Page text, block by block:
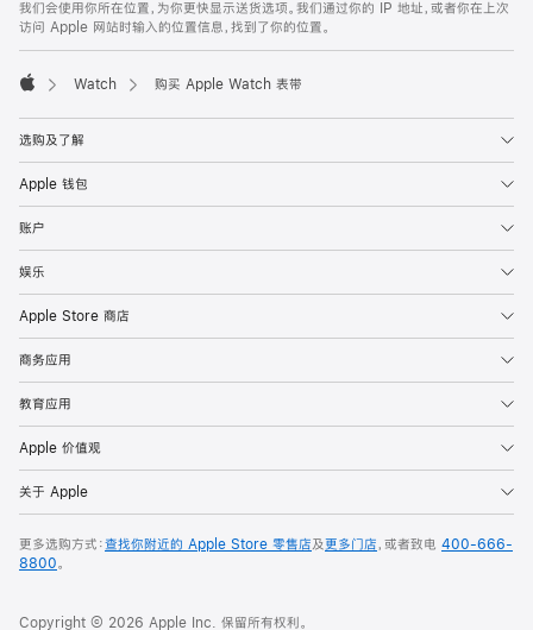
我们会使用你所在位置，为你更快显示送货选项。我们通过你的 IP 地址，或者你在上次
访问 Apple 网站时输入的位置信息，找到了你的位置。
Watch 购买 Apple Watch 表带
选购及了解
Apple 钱包
账户
娱乐
Apple Store 商店
商务应用
教育应用
Apple 价值观
关于 Apple
更多选购方式：查找你附近的 Apple Store 零售店及更多门店，或者致电 400-666-
8800。
Copyright © 2026 Apple Inc. 保留所有权利。